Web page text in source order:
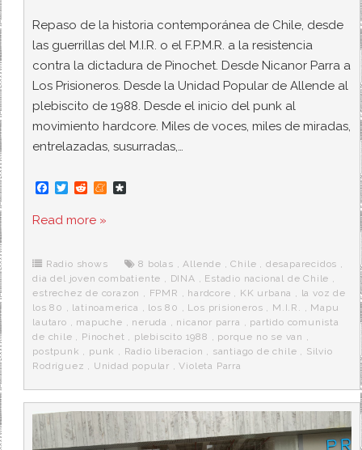
Repaso de la historia contemporánea de Chile, desde
las guerrillas del M.I.R. o el F.P.M.R. a la resistencia
contra la dictadura de Pinochet. Desde Nicanor Parra a
Los Prisioneros. Desde la Unidad Popular de Allende al
plebiscito de 1988. Desde el inicio del punk al
movimiento hardcore. Miles de voces, miles de miradas,
entrelazadas, susurradas,…
F
e
o
k
T
t
r
R
d
M
e
r
a
Read more »
Radio shows 8 bolas ,Allende ,Chile , desaparecidos ,
dia del joven combatiente , DINA , Estadio nacional de Chile ,
estrechez de corazon , FPMR , hardcore , KK urbana , la voz de
los 80 , latinoamerica , los 80 , Los prisioneros , M.I.R. , Mapu
lautaro , mapuche , neruda , nicanor parra , partido comunista
de chile , Pinochet , plebiscito 1988 , porque no se van ,
postpunk , punk , Radio liberacion , santiago de chile , Silvio
Rodríguez , Unidad popular ,Violeta Parra